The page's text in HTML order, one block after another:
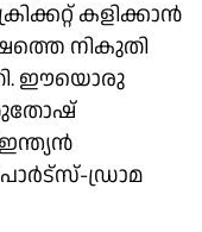
കളിക്കാന്‍
നികുതി
ഈയൊരു
ഡ്രാമ